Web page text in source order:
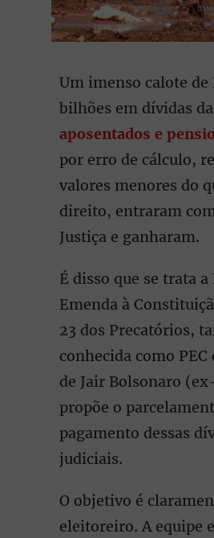
Um imenso calote de
bilhões em dívidas
aposentados e
por erro de cálculo,
valores menores do
direito, entraram
Justiça e ganharam.
É disso que se trata a
Emenda à
23 dos Precatórios,
conhecida como PEC
de Jair Bolsonaro
propõe o
pagamento dessas
judiciais.
O objetivo é
eleitoreiro. A equipe